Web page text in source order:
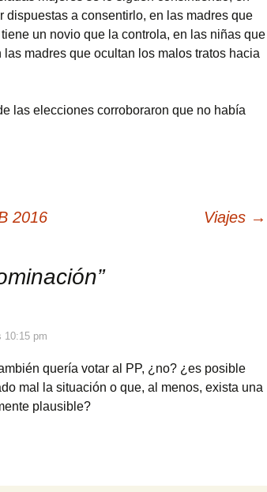
Tiramisú
dispuestas a consentirlo, en las madres que
un novio que la controla, en las niñas que
madres que ocultan los malos tratos hacia
las elecciones corroboraron que no había
2016 Viajes →
”
10:15 pm
quería votar al PP, ¿no? ¿es posible
mal la situación o que, al menos, exista una
plausible?